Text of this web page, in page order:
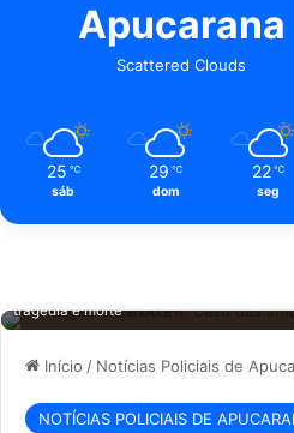
tragédia e morte
Início / Notícias Policiais de
NOTÍCIAS POLICIAIS DE
Apucarana
Scattered Clouds
25 ℃
sáb
29 ℃
dom
22 ℃
seg